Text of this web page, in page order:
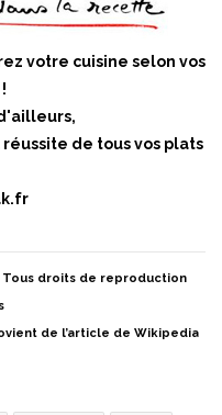
votre cuisine selon vos
de tous vos plats
droits de reproduction
de l’article de Wikipedia